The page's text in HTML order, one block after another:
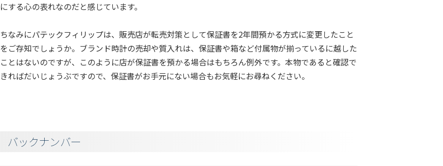
にする心の表れなのだと感じています。
ちなみにパテックフィリップは、販売店が転売対策として保証書を2年間預かる方式に変更したこと
をご存知でしょうか。ブランド時計の売却や質入れは、保証書や箱など付属物が揃っているに越した
ことはないのですが、このように店が保証書を預かる場合はもちろん例外です。本物であると確認で
きればだいじょうぶですので、保証書がお手元にない場合もお気軽にお尋ねください。
バックナンバー